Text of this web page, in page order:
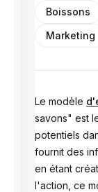
Boissons
Marketing
Le modèle
savons" est
potentiels
fournit des
en étant
l'action, ce